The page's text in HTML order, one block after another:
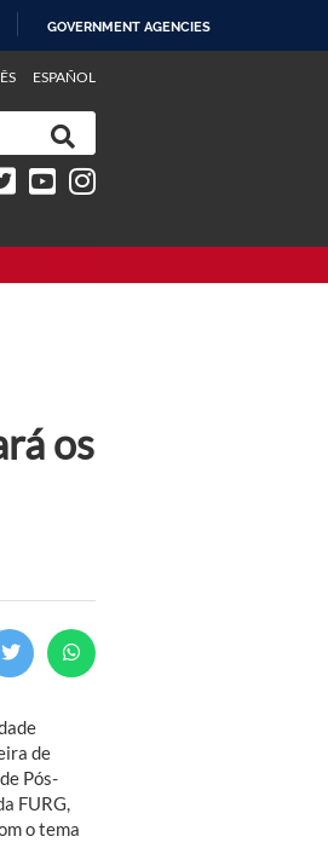
GOVERNMENT AGENCIES
ESPAÑOL
os
de
Pós-
FURG,
o tema